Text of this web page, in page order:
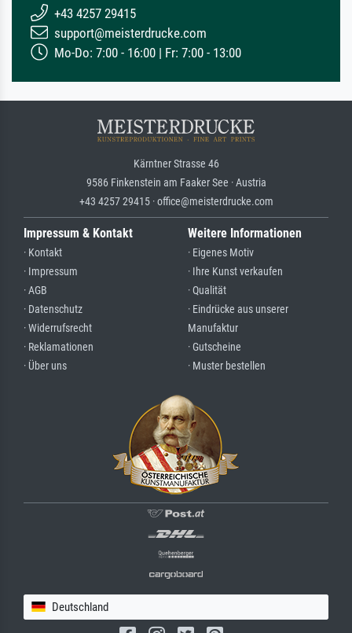
+43 4257 29415
support@meisterdrucke.com
Mo-Do: 7:00 - 16:00 | Fr: 7:00 - 13:00
Kärntner Strasse 46
9586 Finkenstein am Faaker See · Austria
+43 4257 29415 · office@meisterdrucke.com
Impressum & Kontakt
· Kontakt
· Impressum
· AGB
· Datenschutz
· Widerrufsrecht
· Reklamationen
· Über uns
Weitere Informationen
· Eigenes Motiv
· Ihre Kunst verkaufen
· Qualität
· Eindrücke aus unserer
Manufaktur
· Gutscheine
· Muster bestellen
Deutschland